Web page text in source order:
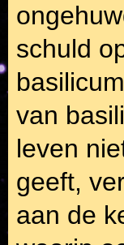
schuld
van
leven
geeft,
aan de